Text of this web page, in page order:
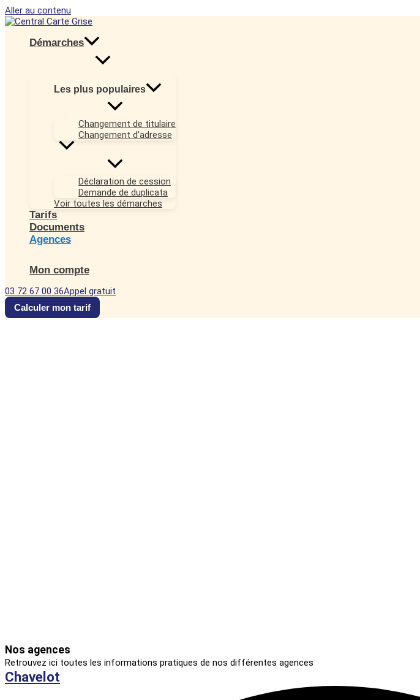
Aller au contenu
Démarches
Les plus populaires
Changement de titulaire
Changement d’adresse
Déclaration de cession
Demande de duplicata
Voir toutes les démarches
Tarifs
Documents
Agences
Mon compte
03 72 67 00 36Appel gratuit
Calculer mon tarif
Nos agences
Retrouvez ici toutes les informations pratiques de nos différentes agences
Chavelot